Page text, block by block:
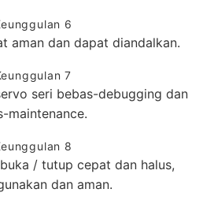
aman dan dapat diandalkan.
seri bebas-debugging dan
maintenance.
/ tutup cepat dan halus,
dan aman.